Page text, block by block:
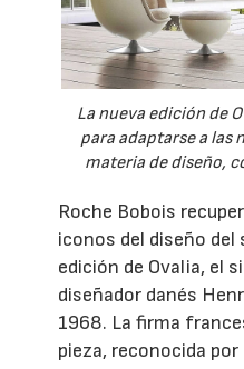
La nueva edición de
para adaptarse a las
materia de diseño,
Roche Bobois
iconos del diseño del
edición de Ovalia, el
diseñador danés
1968. La firma
pieza, reconocida